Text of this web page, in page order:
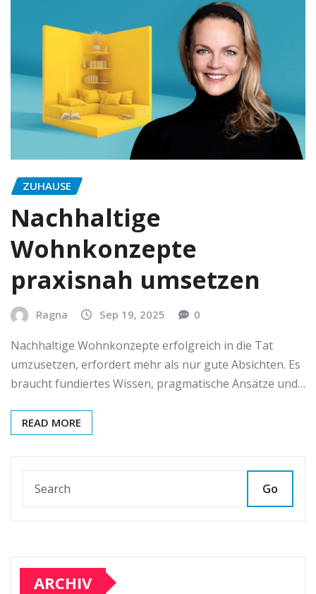
ZUHAUSE
Nachhaltige
Wohnkonzepte
praxisnah umsetzen
Ragna Sep 19, 2025 0
Nachhaltige Wohnkonzepte erfolgreich in die Tat
umzusetzen, erfordert mehr als nur gute Absichten. Es
braucht fundiertes Wissen, pragmatische Ansätze und…
READ MORE
Go
ARCHIV